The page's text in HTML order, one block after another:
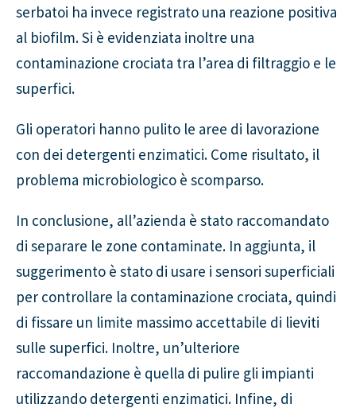
serbatoi ha invece registrato una reazione positiva
al biofilm. Si è evidenziata inoltre una
contaminazione crociata tra l’area di filtraggio e le
superfici.
Gli operatori hanno pulito le aree di lavorazione
con dei detergenti enzimatici. Come risultato, il
problema microbiologico è scomparso.
In conclusione, all’azienda è stato raccomandato
di separare le zone contaminate. In aggiunta, il
suggerimento è stato di usare i sensori superficiali
per controllare la contaminazione crociata, quindi
di fissare un limite massimo accettabile di lieviti
sulle superfici. Inoltre, un’ulteriore
raccomandazione è quella di pulire gli impianti
utilizzando detergenti enzimatici. Infine, di